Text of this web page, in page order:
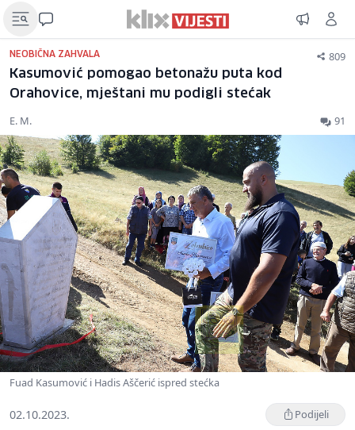
NEOBIČNA ZAHVALA 809
Kasumović pomogao betonažu puta kod
Orahovice, mještani mu podigli stećak
E. M. 91
Fuad Kasumović i Hadis Aščerić ispred stećka
02.10.2023. Podijeli